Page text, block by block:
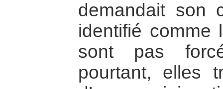
demandait son
identifié comme
sont pas
pourtant, elles